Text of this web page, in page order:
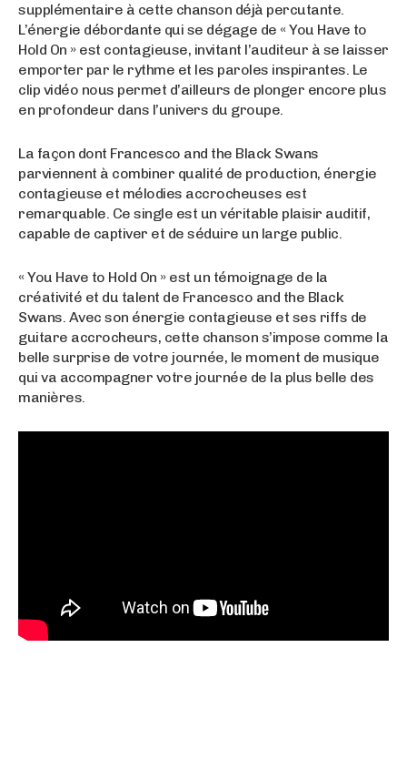
supplémentaire à cette chanson déjà percutante.
L’énergie débordante qui se dégage de « You Have to
Hold On » est contagieuse, invitant l’auditeur à se laisser
emporter par le rythme et les paroles inspirantes. Le
clip vidéo nous permet d’ailleurs de plonger encore plus
en profondeur dans l’univers du groupe.
La façon dont Francesco and the Black Swans
parviennent à combiner qualité de production, énergie
contagieuse et mélodies accrocheuses est
remarquable. Ce single est un véritable plaisir auditif,
capable de captiver et de séduire un large public.
« You Have to Hold On » est un témoignage de la
créativité et du talent de Francesco and the Black
Swans. Avec son énergie contagieuse et ses riffs de
guitare accrocheurs, cette chanson s’impose comme la
belle surprise de votre journée, le moment de musique
qui va accompagner votre journée de la plus belle des
manières.